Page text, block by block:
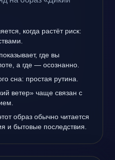
когда растёт риск:
где вы
а где — осознанно.
сна: простая рутина.
ветер» чаще связан с
образ обычно читается
и бытовые последствия.